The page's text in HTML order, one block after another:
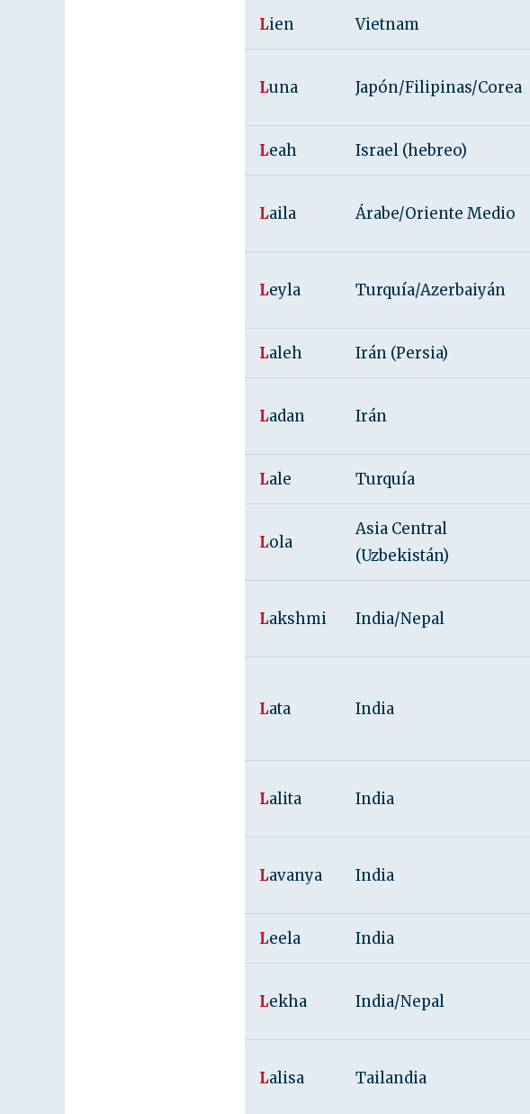
Lien Vietnam
Luna Japón/Filipinas/Corea
Leah Israel (hebreo)
Laila Árabe/Oriente Medio
Leyla Turquía/Azerbaiyán
Laleh Irán (Persia)
Ladan Irán
Lale Turquía
Lola
Asia Central
(Uzbekistán)
Lakshmi India/Nepal
Lata India
Lalita India
Lavanya India
Leela India
Lekha India/Nepal
Lalisa Tailandia